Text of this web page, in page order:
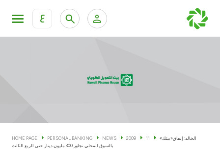
ع
KFH Online Corporate Banking Services
Cards
Banking Tiers
HOME PAGE PERSONAL BANKING NEWS 2009 11
الخالد: إنفاق«بيتك»
بالسوق المحلي تجاوز 300 مليون دينار حتى الربع الثالث